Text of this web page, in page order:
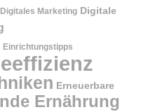
Digitales Marketing Digitale
Einrichtungstipps
Erneuerbare
Ernährung